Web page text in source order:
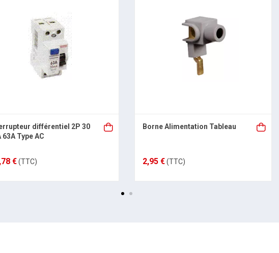
différentiel 2P 30
63A Type AC
€(TTC)
Borne Alimentation Tableau
2,95 €(TTC)